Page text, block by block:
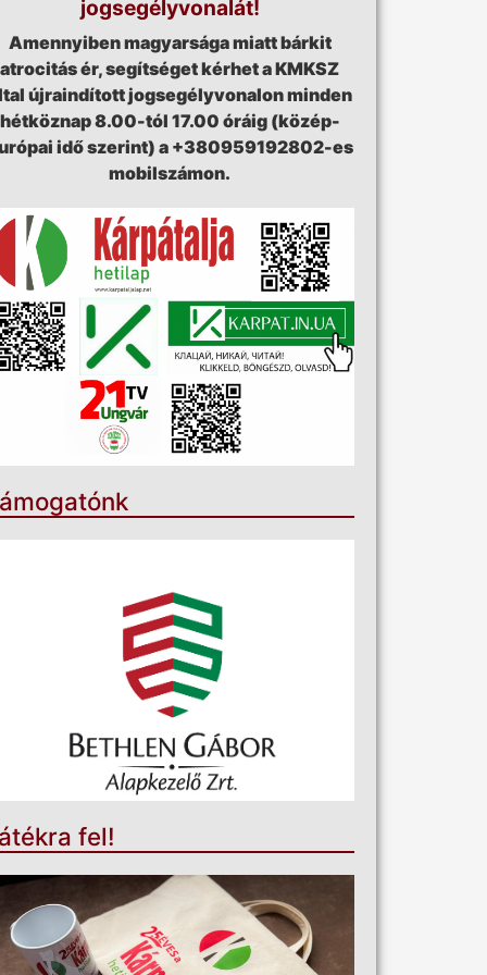
jogsegélyvonalát!
Amennyiben magyarsága miatt bárkit
atrocitás ér, segítséget kérhet a KMKSZ
újraindított jogsegélyvonalon minden
hétköznap 8.00-tól 17.00 óráig (közép-
idő szerint) a +380959192802-es
mobilszámon.
fel!